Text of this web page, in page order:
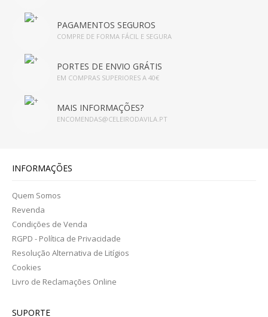
INFUSÕES
CABELOS
CORPO
HIGIENE FEMININA
HIGIENE ORAL
MÃOS E PÉS
OLHOS
PAGAMENTOS SEGUROS
COMPRE DE FORMA FÁCIL E SEGURA
PORTES DE ENVIO GRÁTIS
EM COMPRAS SUPERIORES A 40€
MAIS INFORMAÇÕES?
ENCOMENDAS@CELEIRODAVILA.PT
INFORMAÇÕES
Quem Somos
Revenda
Condições de Venda
RGPD - Política de Privacidade
Resolução Alternativa de Litígios
Cookies
Livro de Reclamações Online
SUPORTE